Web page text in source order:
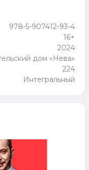
978-5-907412-93-4
16+
2024
дом «Нева»
224
Интегральный